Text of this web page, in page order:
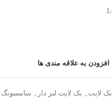
افزودن به علاقه مندی ها
بک لایت , بک لایت لنز دار , سامسونگ